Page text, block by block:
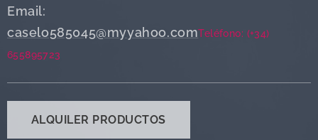
Email:
caselo585045@myyahoo.comTeléfono: (+34)
655895723
ALQUILER PRODUCTOS